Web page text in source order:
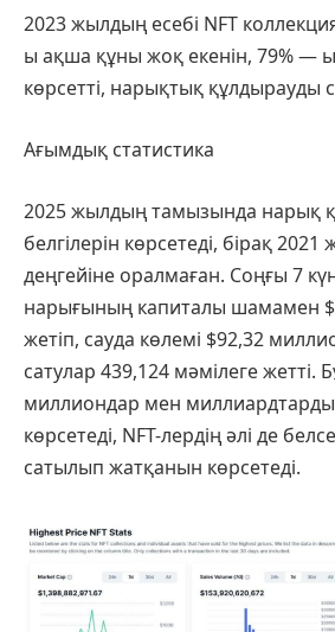
2023 жылдың есебі NFT
ы ақша құны жоқ екенін, 79% —
көрсетті, нарықтық құлдырауды
Ағымдық статистика
2025 жылдың тамызында нарық
белгілерін көрсетеді, бірақ
деңгейіне оралмаған. Соңғы 7
нарығының капиталы шамамен
жетіп, сауда көлемі $92,32
сатулар 439,124 мәмілеге жетті.
миллиондар мен миллиардтарды
көрсетеді, NFT-лердің әлі де
сатылып жатқанын көрсетеді.